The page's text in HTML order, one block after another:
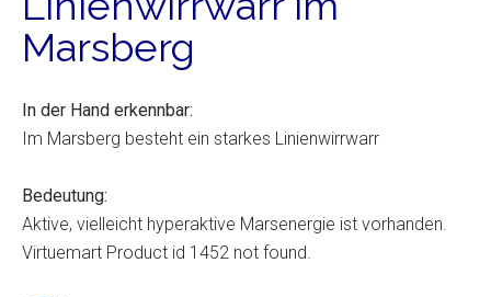
Marsberg
In der Hand erkennbar:
Im Marsberg besteht ein starkes Linienwirrwarr
Bedeutung:
Aktive, vielleicht hyperaktive Marsenergie ist vorhanden.
Virtuemart Product id 1452 not found.